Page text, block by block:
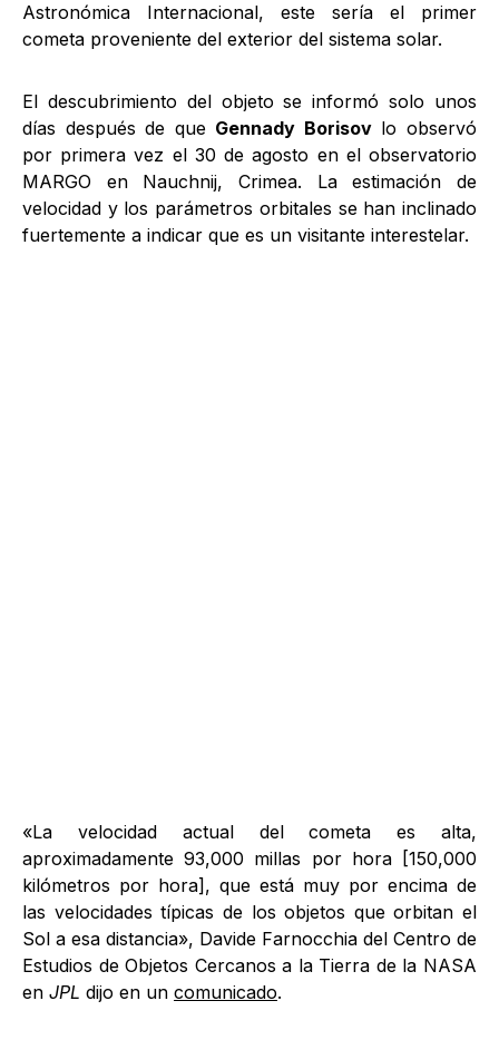
Astronómica Internacional, este sería el primer
cometa proveniente del exterior del sistema solar.
El descubrimiento del objeto se informó solo unos
días después de que Gennady Borisovlo observó
por primera vez el 30 de agosto en el observatorio
MARGO en Nauchnij, Crimea. La estimación de
velocidad y los parámetros orbitales se han inclinado
fuertemente a indicar que es un visitante interestelar.
«La velocidad actual del cometa es alta,
aproximadamente 93,000 millas por hora [150,000
kilómetros por hora], que está muy por encima de
las velocidades típicas de los objetos que orbitan el
Sol a esa distancia», Davide Farnocchia del Centro de
Estudios de Objetos Cercanos a la Tierra de la NASA
en JPL dijo en un comunicado.